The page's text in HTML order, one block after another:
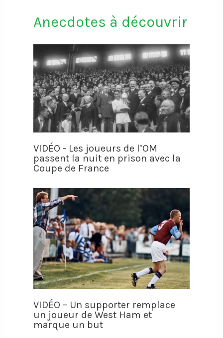
Anecdotes à découvrir
VIDÉO - Les joueurs de l’OM
passent la nuit en prison avec la
Coupe de France
VIDÉO – Un supporter remplace
un joueur de West Ham et
marque un but